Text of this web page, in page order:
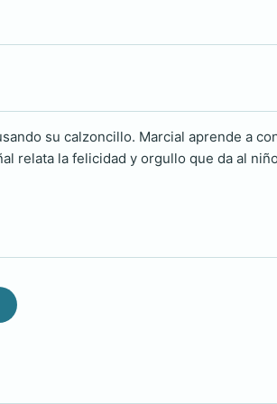
su calzoncillo. Marcial aprende a
relata la felicidad y orgullo que da al